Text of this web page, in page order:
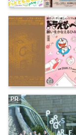
PR